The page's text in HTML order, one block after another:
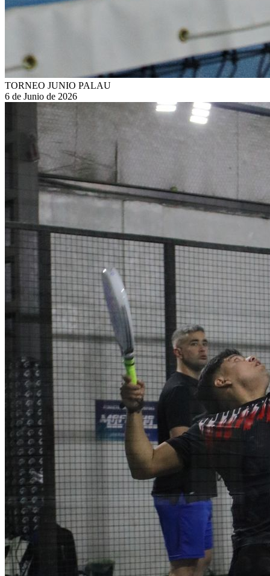
TORNEO JUNIO PALAU
6 de Junio de 2026